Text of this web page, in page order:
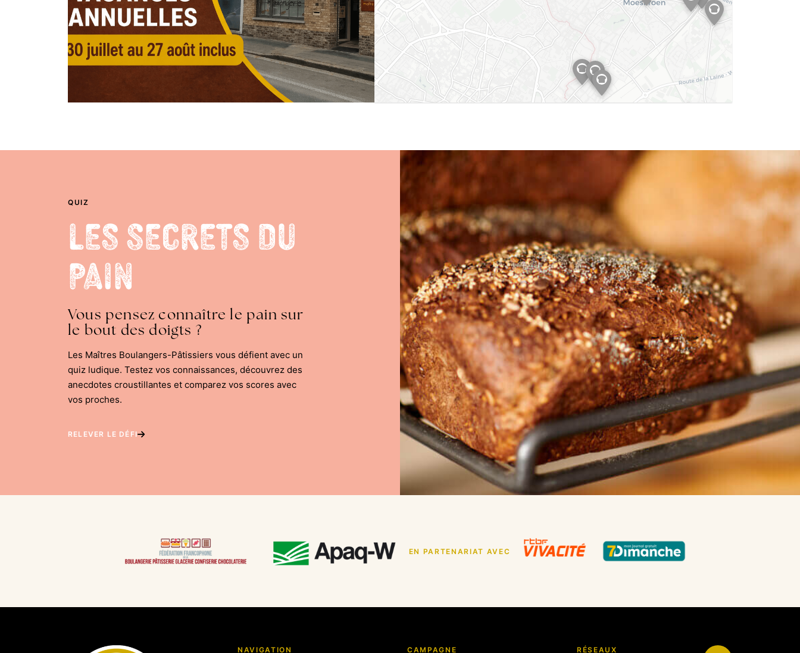
QUIZ
Les Secrets du
Pain
Vous pensez connaître le pain sur
le bout des doigts ?
Les Maîtres Boulangers-Pâtissiers vous défient avec un
quiz ludique. Testez vos connaissances, découvrez des
anecdotes croustillantes et comparez vos scores avec
vos proches.
RELEVER LE DÉFI
EN PARTENARIAT AVEC
NAVIGATION CAMPAGNE RÉSEAUX